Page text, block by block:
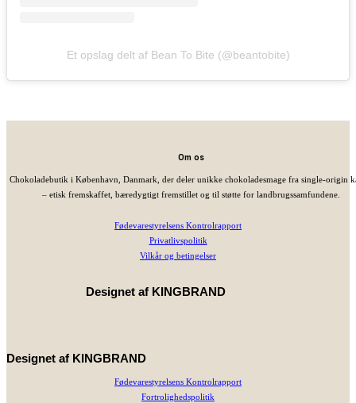
Et opslag delt af Bean To Bite (@beantobite)
Om os
Chokoladebutik i København, Danmark, der deler unikke chokoladesmage fra single-origin
– etisk fremskaffet, bæredygtigt fremstillet og til støtte for landbrugssamfundene.
Fødevarestyrelsens Kontrolrapport
Privatlivspolitik
Vilkår og betingelser
Designet af KINGBRAND
Designet af KINGBRAND
Fødevarestyrelsens Kontrolrapport
Fortrolighedspolitik